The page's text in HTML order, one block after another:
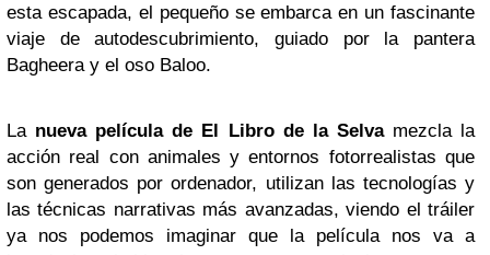
esta escapada, el pequeño se embarca en un fascinante
viaje de autodescubrimiento, guiado por la pantera
Bagheera y el oso Baloo.
La nueva película de El Libro de la Selvamezcla la
acción real con animales y entornos fotorrealistas que
son generados por ordenador, utilizan las tecnologías y
las técnicas narrativas más avanzadas, viendo el tráiler
ya nos podemos imaginar que la película nos va a